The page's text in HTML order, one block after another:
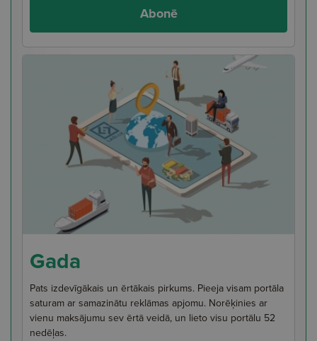
Abonē
Gada
Pats izdevīgākais un ērtākais pirkums. Pieeja visam portāla
saturam ar samazinātu reklāmas apjomu. Norēķinies ar
vienu maksājumu sev ērtā veidā, un lieto visu portālu 52
nedēļas.